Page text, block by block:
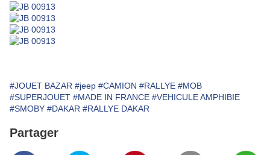
#JOUET BAZAR #jeep #CAMION #RALLYE #MOB
#SUPERJOUET #MADE IN FRANCE #VEHICULE AMPHIBIE
#SMOBY #DAKAR #RALLYE DAKAR
Partager